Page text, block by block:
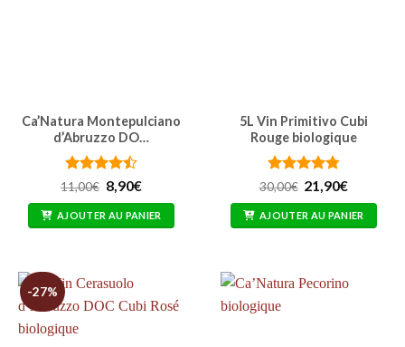
Ca’Natura Montepulciano
d’Abruzzo DO…
Note 4.48
11,00€ Le
prix
initial
était :
8,90€Le
actuel
est :
AJOUTER AU PANIER
5L Vin Primitivo Cubi
Rouge biologique
Note 4.76
30,00€ Le
prix
initial
était :
21,90€Le
actuel
est :
AJOUTER AU PANIER
-27%